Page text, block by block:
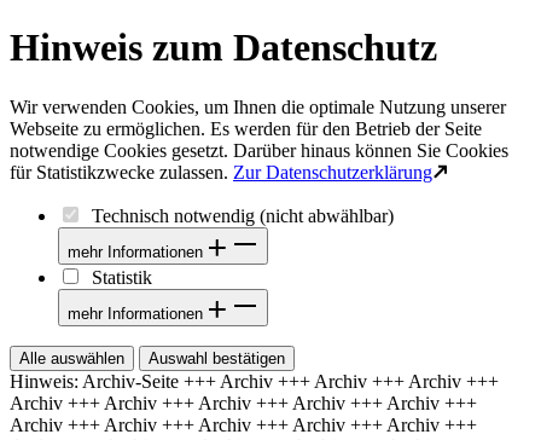
I
II
III
IV
V
Hinweis zum Datenschutz
Wir verwenden Cookies, um Ihnen die optimale Nutzung unserer
Webseite zu ermöglichen. Es werden für den Betrieb der Seite
notwendige Cookies gesetzt. Darüber hinaus können Sie Cookies
für Statistikzwecke zulassen. Zur Datenschutzerklärung
Technisch notwendig (nicht abwählbar)
mehr Informationen
Statistik
mehr Informationen
Alle auswählen Auswahl bestätigen
Hinweis: Archiv-Seite +++ Archiv +++ Archiv +++ Archiv +++
Archiv +++ Archiv +++ Archiv +++ Archiv +++ Archiv +++
Archiv +++ Archiv +++ Archiv +++ Archiv +++ Archiv +++